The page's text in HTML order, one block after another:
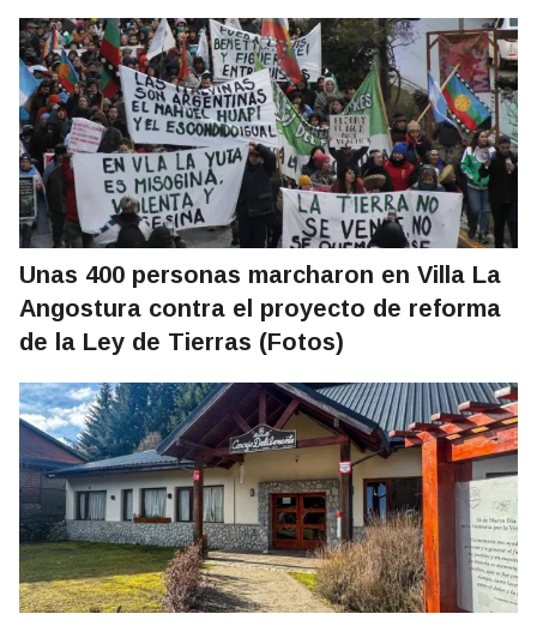
Unas 400 personas marcharon en Villa La
Angostura contra el proyecto de reforma
de la Ley de Tierras (Fotos)